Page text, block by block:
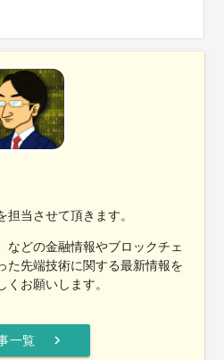
当させて頂きます。
などの金融情報やブロックチェ
た先端技術に関する最新情報を
くお願いします。
一覧 chevron_right